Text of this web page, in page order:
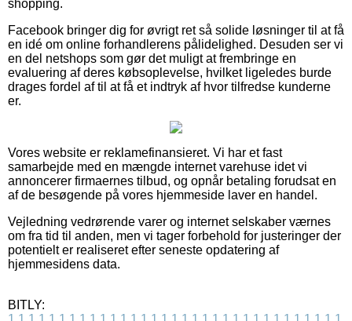
shopping.
Facebook bringer dig for øvrigt ret så solide løsninger til at få
en idé om online forhandlerens pålidelighed. Desuden ser vi
en del netshops som gør det muligt at frembringe en
evaluering af deres købsoplevelse, hvilket ligeledes burde
drages fordel af til at få et indtryk af hvor tilfredse kunderne
er.
Vores website er reklamefinansieret. Vi har et fast
samarbejde med en mængde internet varehuse idet vi
annoncerer firmaernes tilbud, og opnår betaling forudsat en
af de besøgende på vores hjemmeside laver en handel.
Vejledning vedrørende varer og internet selskaber værnes
om fra tid til anden, men vi tager forbehold for justeringer der
potentielt er realiseret efter seneste opdatering af
hjemmesidens data.
BITLY: